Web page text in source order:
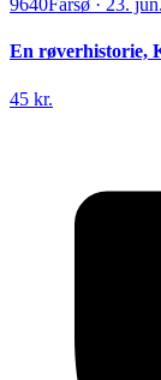
9640Farsø · 23.
En røverhistorie,
45 kr.